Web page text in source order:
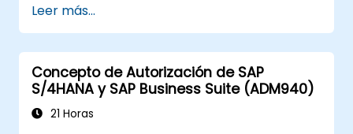
Configurar sistemas y crear destinos RFC.
Programar y supervisar trabajos en
segundo plano.
Leer más...
Concepto de Autorización de SAP
S/4HANA y SAP Business Suite (ADM940)
21 Horas